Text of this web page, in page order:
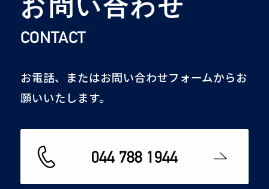
お問い合わせ
CONTACT
お電話、またはお問い合わせフォームからお
願いいたします。
044 788 1944